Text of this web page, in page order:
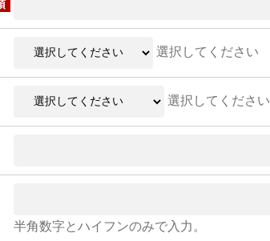
選択してください
選択してください
半角数字とハイフンのみで入力。